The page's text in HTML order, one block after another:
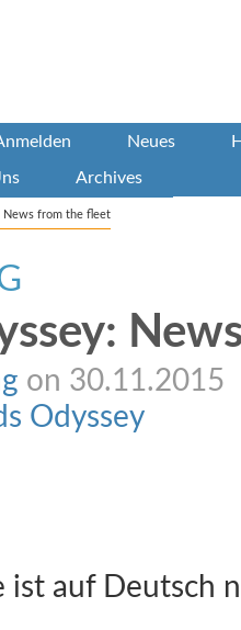
Neues
Archives
News from the fleet
on 30.11.2015
Odyssey
ist auf Deutsch